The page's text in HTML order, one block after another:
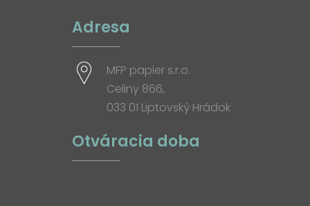
Adresa
MFP papier s.r.o.
Celiny 866,
033 01 Liptovský Hrádok
Otváracia doba